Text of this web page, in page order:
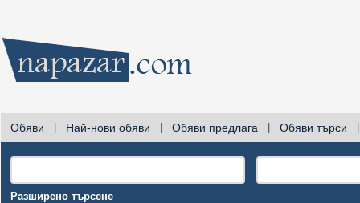
Обяви Най-нови обяви Обяви предлага Обяви търси
Разширено търсене